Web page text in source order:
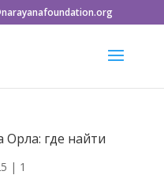
Орла: где найти
| 1